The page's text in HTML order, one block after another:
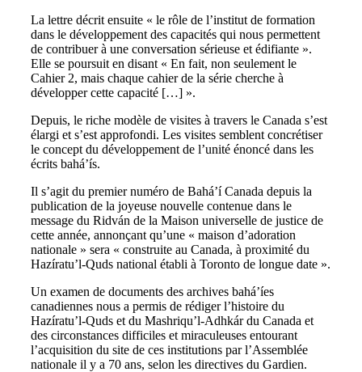
La lettre décrit ensuite « le rôle de l’institut de formation
dans le développement des capacités qui nous permettent
de contribuer à une conversation sérieuse et édifiante ».
Elle se poursuit en disant « En fait, non seulement le
Cahier 2, mais chaque cahier de la série cherche à
développer cette capacité […] ».
Depuis, le riche modèle de visites à travers le Canada s’est
élargi et s’est approfondi. Les visites semblent concrétiser
le concept du développement de l’unité énoncé dans les
écrits bahá’ís.
Il s’agit du premier numéro de Bahá’í Canada depuis la
publication de la joyeuse nouvelle contenue dans le
message du Ridván de la Maison universelle de justice de
cette année, annonçant qu’une « maison d’adoration
nationale » sera « construite au Canada, à proximité du
Hazíratu’l-Quds national établi à Toronto de longue date ».
Un examen de documents des archives bahá’íes
canadiennes nous a permis de rédiger l’histoire du
Hazíratu’l-Quds et du Mashriqu’l-Adhkár du Canada et
des circonstances difficiles et miraculeuses entourant
l’acquisition du site de ces institutions par l’Assemblée
nationale il y a 70 ans, selon les directives du Gardien.